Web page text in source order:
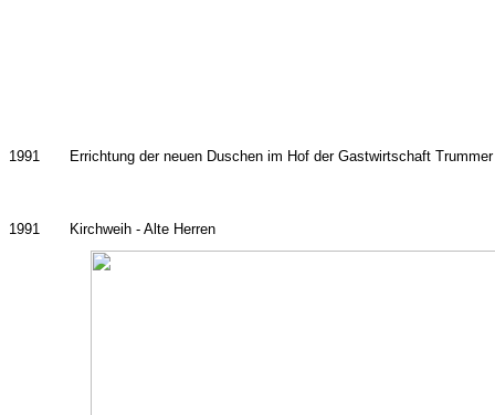
1991 Errichtung der neuen Duschen im Hof der Gastwirtschaft Trummer
1991 Kirchweih - Alte Herren